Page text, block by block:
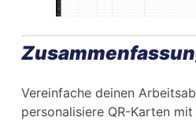
Vereinfache deinen
personalisiere QR-Karten